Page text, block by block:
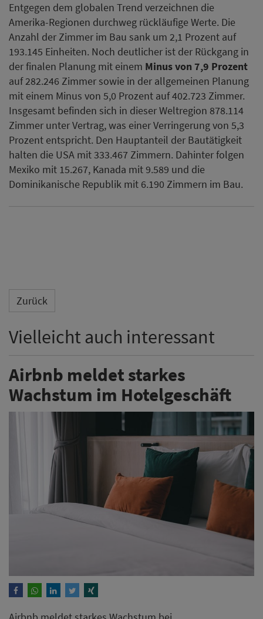
Entgegen dem globalen Trend verzeichnen die
Amerika-Regionen durchweg rückläufige Werte. Die
Anzahl der Zimmer im Bau sank um 2,1 Prozent auf
193.145 Einheiten. Noch deutlicher ist der Rückgang in
der finalen Planung mit einem Minus von 7,9 Prozent
auf 282.246 Zimmer sowie in der allgemeinen Planung
mit einem Minus von 5,0 Prozent auf 402.723 Zimmer.
Insgesamt befinden sich in dieser Weltregion 878.114
Zimmer unter Vertrag, was einer Verringerung von 5,3
Prozent entspricht. Den Hauptanteil der Bautätigkeit
halten die USA mit 333.467 Zimmern. Dahinter folgen
Mexiko mit 15.267, Kanada mit 9.589 und die
Dominikanische Republik mit 6.190 Zimmern im Bau.
Zurück
Vielleicht auch interessant
Airbnb meldet starkes
Wachstum im Hotelgeschäft